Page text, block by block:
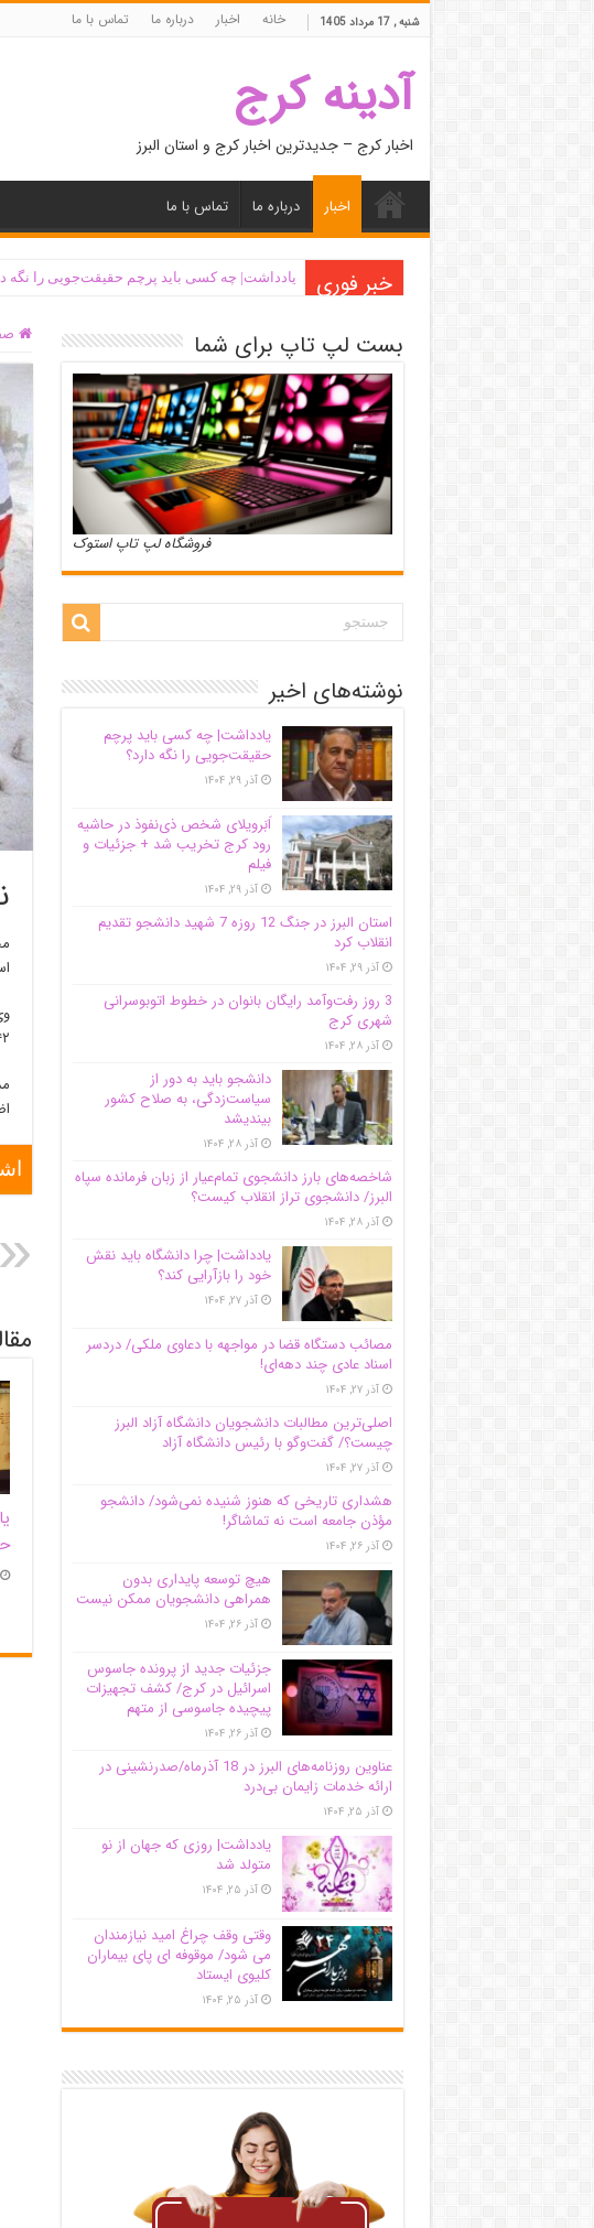
شنبه , 17 مرداد 1405 خانه اخبار درباره ما تماس با ما
آدینه کرج
اخبار کرج – جدیدترین اخبار کرج و استان البرز
اخبار درباره ما تماس با ما
خبر فوری یادداشت| ‌چه کسی باید پرچم حقیقت‌جویی را نگه
۴۲ دستگاه خودرو
بست لپ تاپ برای شما
فروشگاه لپ تاپ استوک
نوشته‌های اخیر
یادداشت| ‌چه کسی باید پرچم
حقیقت‌جویی را نگه دارد؟
آذر ۲۹, ۱۴۰۴
اَبَر‌ویلای شخص ذی‌نفوذ در حاشیه‌
رود کرج تخریب شد + جزئیات و
فیلم
آذر ۲۹, ۱۴۰۴
استان البرز در جنگ 12 روزه 7 شهید دانشجو تقدیم
انقلاب کرد
آذر ۲۹, ۱۴۰۴
3 روز رفت‌وآمد رایگان بانوان در خطوط اتوبوسرانی
شهری کرج
آذر ۲۸, ۱۴۰۴
دانشجو باید به دور از
سیاست‌زدگی، به صلاح کشور
بیندیشد
آذر ۲۸, ۱۴۰۴
شاخصه‌های بارز دانشجوی تمام‌عیار از زبان فرمانده سپاه
البرز/ دانشجوی تراز انقلاب کیست؟
آذر ۲۸, ۱۴۰۴
یادداشت| چرا دانشگاه باید نقش
خود را بازآرایی کند؟
آذر ۲۷, ۱۴۰۴
مصائب دستگاه قضا در مواجهه با دعاوی ملکی/ دردسر
اسناد عادی چند‌ دهه‌ای!
آذر ۲۷, ۱۴۰۴
اصلی‌ترین مطالبات دانشجویان دانشگاه آزاد البرز
چیست؟/ گفت‌وگو با رئیس دانشگاه آز‌اد
آذر ۲۷, ۱۴۰۴
هشداری تاریخی که هنوز شنیده نمی‌شود/ دانشجو
مؤذن جامعه است نه تماشاگر!
آذر ۲۶, ۱۴۰۴
هیچ توسعه پایداری بدون
همراهی دانشجویان ممکن نیست
آذر ۲۶, ۱۴۰۴
جزئیات جدید از پرونده جاسوس
اسرائیل در کرج/‌ کشف تجهیزات
پیچیده جاسوسی از متهم
آذر ۲۶, ۱۴۰۴
عناوین روزنامه‌های البرز در ‌18 آذرماه/صدرنشینی در
ارائه خدمات زایمان بی‌درد
آذر ۲۵, ۱۴۰۴
یادداشت| روزی که جهان از نو
متولد شد
آذر ۲۵, ۱۴۰۴
وقتی وقف چراغ امید نیازمندان
می شود/ موقوفه ای پای بیماران
کلیوی ایستاد
آذر ۲۵, ۱۴۰۴